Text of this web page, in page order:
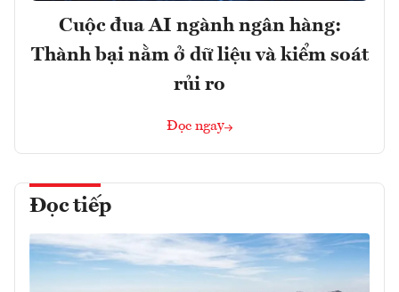
Cuộc đua AI ngành ngân hàng:
Thành bại nằm ở dữ liệu và kiểm soát
rủi ro
Đọc ngay
Đọc tiếp